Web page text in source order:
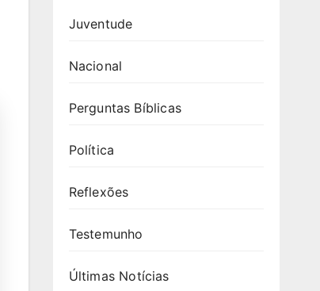
Juventude
Nacional
Perguntas Bíblicas
Política
Reflexões
Testemunho
Últimas Notícias